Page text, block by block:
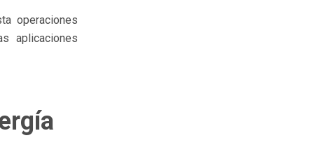
operaciones
aplicaciones